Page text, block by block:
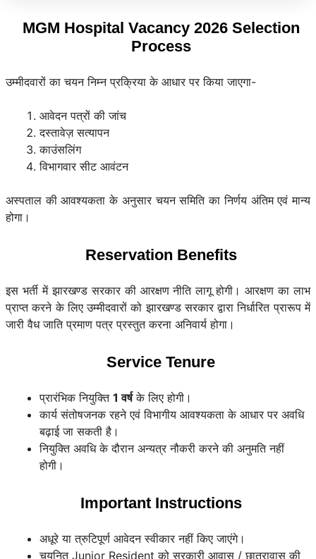
MGM Hospital Vacancy 2026 Selection
Process
उम्मीदवारों का चयन निम्न प्रक्रिया के आधार पर किया जाएगा-
आवेदन पत्रों की जांच
दस्तावेज़ सत्यापन
काउंसलिंग
विभागवार सीट आवंटन
अस्पताल की आवश्यकता के अनुसार चयन समिति का निर्णय अंतिम एवं मान्य
होगा।
Reservation Benefits
इस भर्ती में झारखण्ड सरकार की आरक्षण नीति लागू होगी। आरक्षण का लाभ
प्राप्त करने के लिए उम्मीदवारों को झारखण्ड सरकार द्वारा निर्धारित प्रारूप में
जारी वैध जाति प्रमाण पत्र प्रस्तुत करना अनिवार्य होगा।
Service Tenure
प्रारंभिक नियुक्ति 1 वर्षके लिए होगी।
कार्य संतोषजनक रहने एवं विभागीय आवश्यकता के आधार पर अवधि
बढ़ाई जा सकती है।
नियुक्ति अवधि के दौरान अन्यत्र नौकरी करने की अनुमति नहीं
होगी।
Important Instructions
अधूरे या त्रुटिपूर्ण आवेदन स्वीकार नहीं किए जाएंगे।
चयनित Junior Resident को सरकारी आवास / छात्रावास की